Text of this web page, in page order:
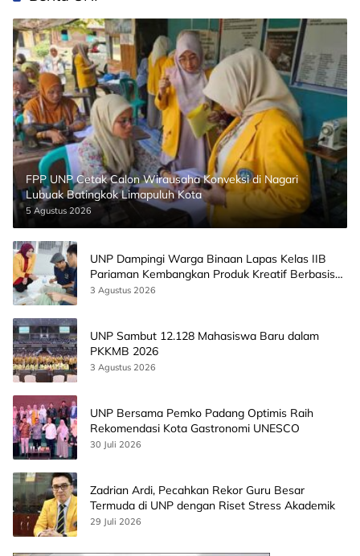
FPP UNP Cetak Calon Wirausaha Konveksi di Nagari
Lubuak Batingkok Limapuluh Kota
5 Agustus 2026
UNP Dampingi Warga Binaan Lapas Kelas IIB
Pariaman Kembangkan Produk Kreatif Berbasis
AI
3 Agustus 2026
UNP Sambut 12.128 Mahasiswa Baru dalam
PKKMB 2026
3 Agustus 2026
UNP Bersama Pemko Padang Optimis Raih
Rekomendasi Kota Gastronomi UNESCO
30 Juli 2026
Zadrian Ardi, Pecahkan Rekor Guru Besar
Termuda di UNP dengan Riset Stress Akademik
29 Juli 2026